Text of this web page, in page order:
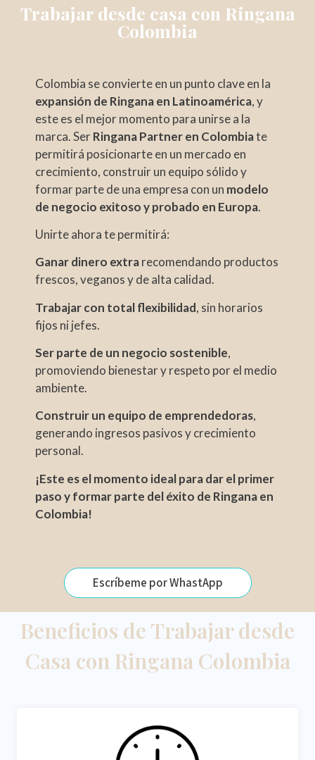
Trabajar desde casa con Ringana
Colombia
Colombia se convierte en un punto clave en la
expansión de Ringana en Latinoamérica, y
este es el mejor momento para unirse a la
marca. SerRingana Partner en Colombiate
permitirá posicionarte en un mercado en
crecimiento, construir un equipo sólido y
formar parte de una empresa con un modelo
de negocio exitoso y probado en Europa.
Unirte ahora te permitirá:
Ganar dinero extrarecomendando productos
frescos, veganos y de alta calidad.
Trabajar con total flexibilidad, sin horarios
fijos ni jefes.
Ser parte de un negocio sostenible,
promoviendo bienestar y respeto por el medio
ambiente.
Construir un equipo de emprendedoras,
generando ingresos pasivos y crecimiento
personal.
¡Este es el momento ideal para dar el primer
paso y formar parte del éxito de Ringana en
Colombia!
Escríbeme por WhastApp
Beneficios de Trabajar desde
Casa con Ringana Colombia